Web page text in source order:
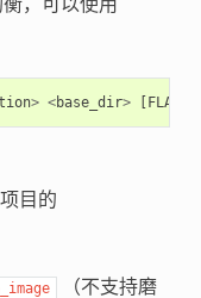
，可以使用
> <base_dir> [
目的
（不支持磨